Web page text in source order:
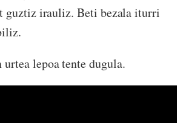
guztiz irauliz. Beti bezala iturri
urtea lepoa tente dugula.